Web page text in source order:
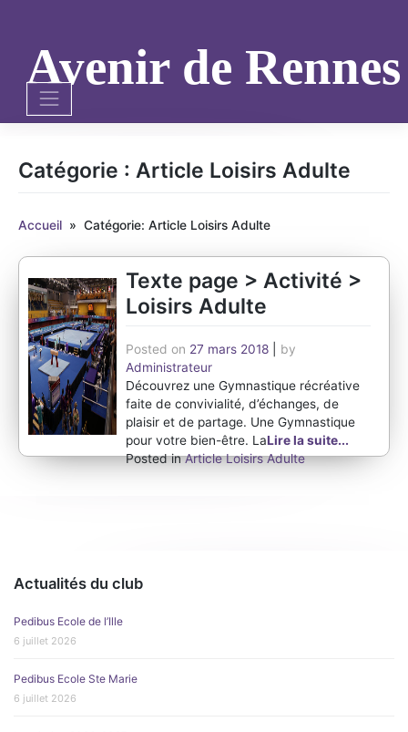
Avenir de
Catégorie : Article Loisirs Adulte
Accueil » Catégorie: Article Loisirs Adulte
Texte page > Activité >
Loisirs Adulte
Posted on 27 mars 2018| by
Administrateur
Découvrez une Gymnastique récréative
faite de convivialité, d’échanges, de
plaisir et de partage. Une Gymnastique
pour votre bien-être. LaLire la suite...
Posted inArticle Loisirs Adulte
Actualités du club
Pedibus Ecole de l’Ille
6 juillet 2026
Pedibus Ecole Ste Marie
6 juillet 2026